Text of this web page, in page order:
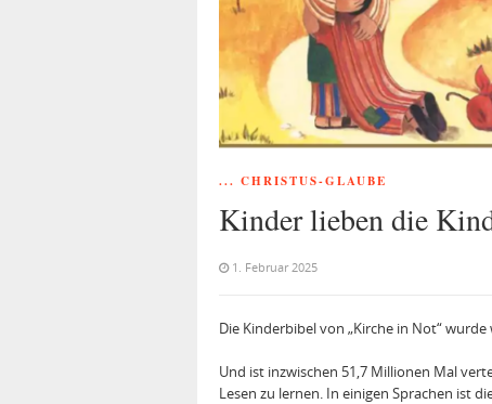
... CHRISTUS-GLAUBE
Kinder lieben die
1. Februar 2025
Die Kinderbibel von „Kirche in Not“
Und ist inzwischen 51,7 Millionen Mal
Lesen zu lernen. In einigen Sprachen ist